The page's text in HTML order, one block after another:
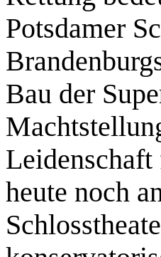
Potsdamer
Bau der
heute noch